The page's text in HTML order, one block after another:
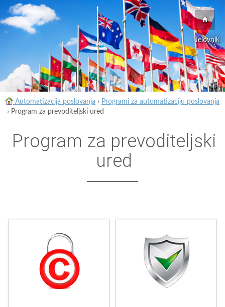
Jelovnik
Automatizacija poslovanja › Programi za automatizaciju poslovanja
› Program za prevoditeljski ured
Program za prevoditeljski
ured